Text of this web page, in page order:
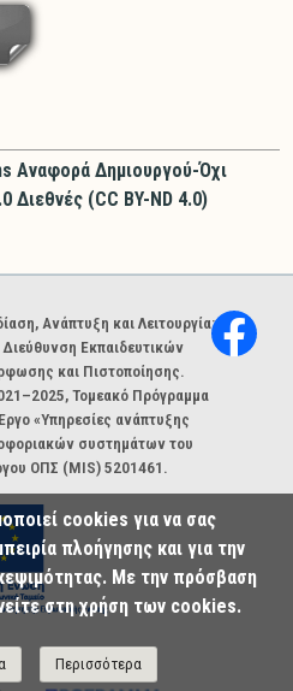
Αναφορά Δημιουργού-Όχι
Διεθνές (CC BY-ND 4.0)
Ανάπτυξη και Λειτουργία:
Εκπαιδευτικών
και Πιστοποίησης.
Τομεακό Πρόγραμμα
«Υπηρεσίες ανάπτυξης
συστημάτων του
ΟΠΣ (MIS) 5201461.
cookies για να σας
πλοήγησης και για την
Με την πρόσβαση
στη χρήση των cookies.
Περισσότερα